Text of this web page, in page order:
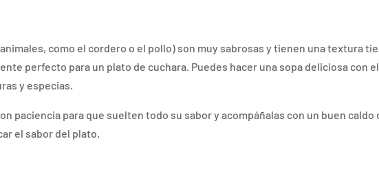
como el cordero o el pollo) son muy sabrosas y tienen una textura
perfecto para un plato de cuchara. Puedes hacer una sopa deliciosa con
y especias.
paciencia para que suelten todo su sabor y acompáñalas con un buen caldo
el sabor del plato.